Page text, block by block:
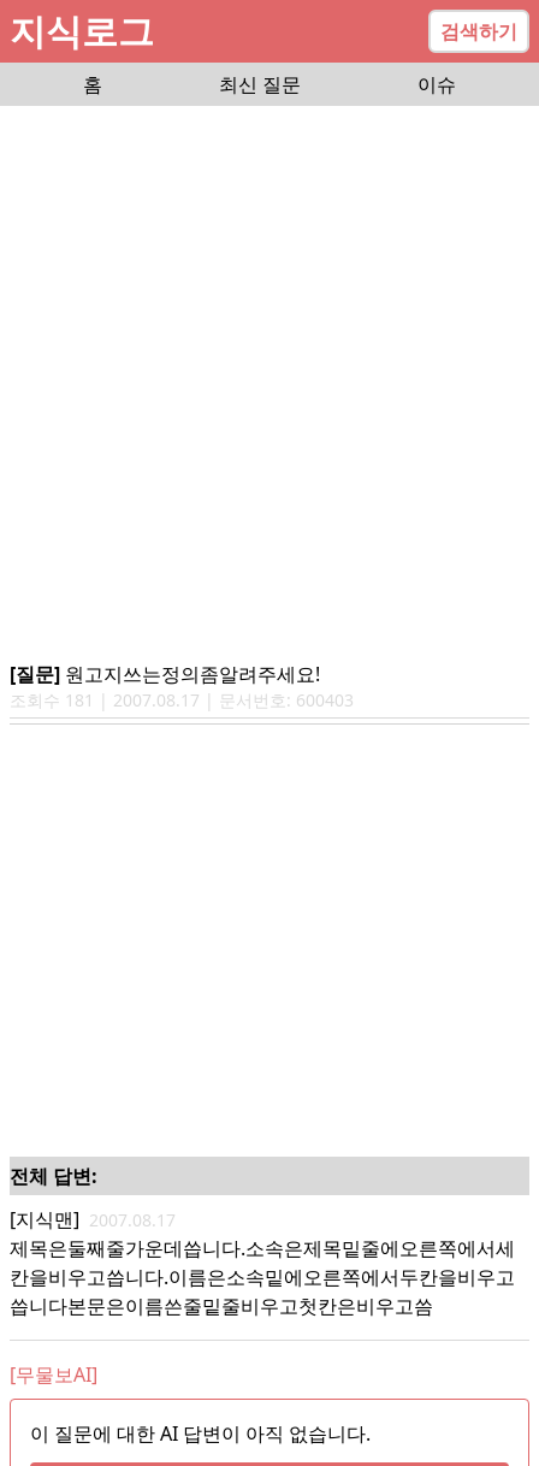
지식로그
검색하기
홈
최신 질문 이슈
[질문] 원고지쓰는정의좀알려주세요!
조회수 181 | 2007.08.17 | 문서번호: 600403
전체 답변:
[지식맨] 2007.08.17
제목은둘째줄가운데씁니다.소속은제목밑줄에오른쪽에서세
칸을비우고씁니다.이름은소속밑에오른쪽에서두칸을비우고
씁니다본문은이름쓴줄밑줄비우고첫칸은비우고씀
[무물보AI]
이 질문에 대한 AI 답변이 아직 없습니다.